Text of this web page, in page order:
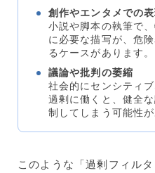
創作やエンタメでの
小説や脚本の執筆で
に必要な描写が、危
るケースがあります。
議論や批判の萎縮
社会的にセンシティ
過剰に働くと、健全
制してしまう可能性が
このような「過剰フィル